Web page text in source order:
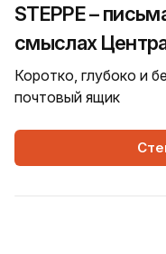
STEPPE –
смыслах
Коротко, глубоко и
почтовый ящик